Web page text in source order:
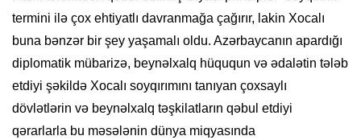
termini ilə çox ehtiyatlı davranmağa çağırır, lakin Xocalı
buna bənzər bir şey yaşamalı oldu. Azərbaycanın apardığı
diplomatik mübarizə, beynəlxalq hüququn və ədalətin tələb
etdiyi şəkildə Xocalı soyqırımını tanıyan çoxsaylı
dövlətlərin və beynəlxalq təşkilatların qəbul etdiyi
qərarlarla bu məsələnin dünya miqyasında